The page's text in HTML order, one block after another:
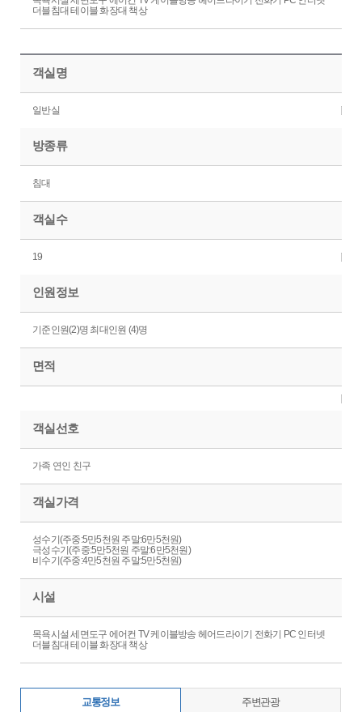
더블침대 테이블 화장대 책상
객실명
일반실
방종류
침대
객실수
19
인원정보
기준인원(2)명 최대인원 (4)명
면적
객실선호
가족 연인 친구
객실가격
성수기(주중:5만5천원 주말:6만5천원)
극성수기(주중:5만5천원 주말:6만5천원)
비수기(주중:4만5천원 주말:5만5천원)
시설
목욕시설 세면도구 에어컨 TV 케이블방송 헤어드라이기 전화기 PC 인터넷
더블침대 테이블 화장대 책상
교통정보 주변관광